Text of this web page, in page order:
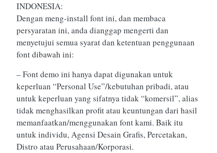
INDONESIA:
Dengan meng-install font ini, dan membaca
persyaratan ini, anda dianggap mengerti dan
menyetujui semua syarat dan ketentuan penggunaan
font dibawah ini:
– Font demo ini hanya dapat digunakan untuk
keperluan “Personal Use”/kebutuhan pribadi, atau
untuk keperluan yang sifatnya tidak “komersil”, alias
tidak menghasilkan profit atau keuntungan dari hasil
memanfaatkan/menggunakan font kami. Baik itu
untuk individu, Agensi Desain Grafis, Percetakan,
Distro atau Perusahaan/Korporasi.